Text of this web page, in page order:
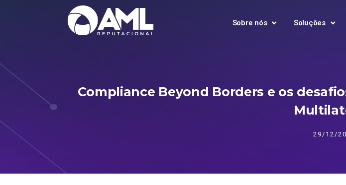
Sobre nós Soluções
Compliance Beyond Borders e os
29/12/